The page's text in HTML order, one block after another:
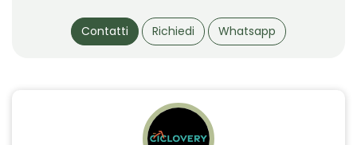
Contatti Richiedi Whatsapp